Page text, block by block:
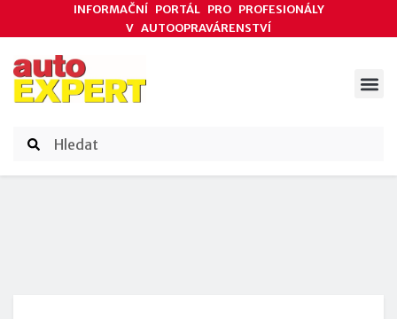
INFORMAČNÍ PORTÁL PRO PROFESIONÁLY
V AUTOOPRAVÁRENSTVÍ